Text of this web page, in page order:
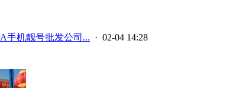
A手机靓号批发公司... · 02-04 14:28